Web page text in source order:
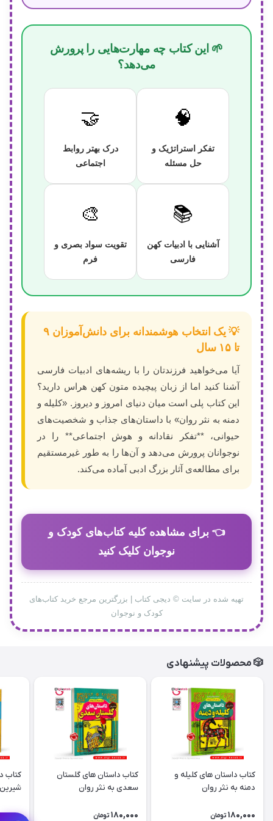
🌱 این کتاب چه مهارت‌هایی را پرورش
می‌دهد؟
🧠
تفکر استراتژیک و
حل مسئله
🤝
درک بهتر روابط
اجتماعی
📚
آشنایی با ادبیات کهن
فارسی
🎨
تقویت سواد بصری و
فرم
💡 یک انتخاب هوشمندانه برای دانش‌آموزان ۹
تا ۱۵ سال
آیا می‌خواهید فرزندتان را با ریشه‌های ادبیات فارسی
آشنا کنید اما از زبان پیچیده متون کهن هراس دارید؟
این کتاب پلی است میان دنیای امروز و دیروز. «کلیله و
دمنه به نثر روان» با داستان‌های جذاب و شخصیت‌های
حیوانی، **تفکر نقادانه و هوش اجتماعی** را در
نوجوانان پرورش می‌دهد و آن‌ها را به طور غیرمستقیم
برای مطالعه‌ی آثار بزرگ ادبی آماده می‌کند.
👈 برای مشاهده کلیه کتاب‌های کودک و
نوجوان کلیک کنید
تهیه شده در سایت © دیجی کتاب | بزرگترین مرجع خرید کتاب‌های
کودک و نوجوان
🎲 محصولات پیشنهادی
کتاب داستان های کلیله و
دمنه به نثر روان
180,000 تومان
کتاب داستان های گلستان
سعدی به نثر روان
180,000 تومان
کتاب
شیرین